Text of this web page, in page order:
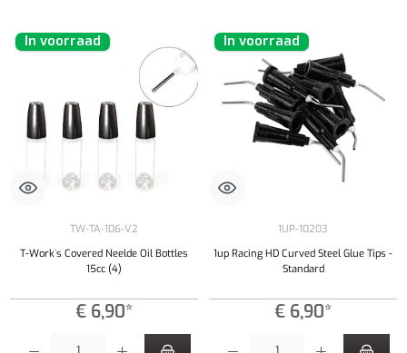
In voorraad
TW-TA-106-V2
T-Work`s Covered Neelde Oil Bottles
15cc (4)
€ 6,90*
In voorraad
1UP-10203
1up Racing HD Curved Steel Glue Tips -
Standard
€ 6,90*